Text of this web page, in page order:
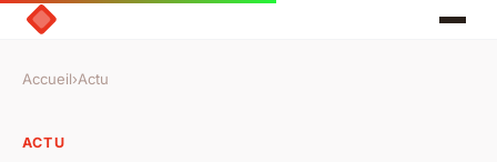
Accueil›Actu
ACTU